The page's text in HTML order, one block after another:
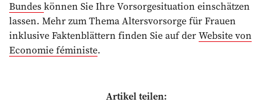
Bundeskönnen Sie Ihre Vorsorgesituation einschätzen
lassen. Mehr zum Thema Altersvorsorge für Frauen
inklusive Faktenblättern finden Sie auf derWebsite von
Economie féministe.
Artikel teilen: